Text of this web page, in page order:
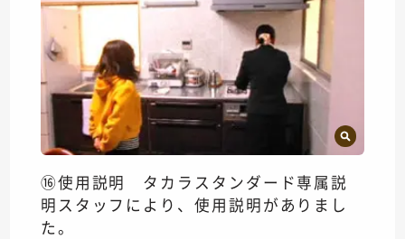
⑯使用説明 タカラスタンダード専属説
明スタッフにより、使用説明がありまし
た。